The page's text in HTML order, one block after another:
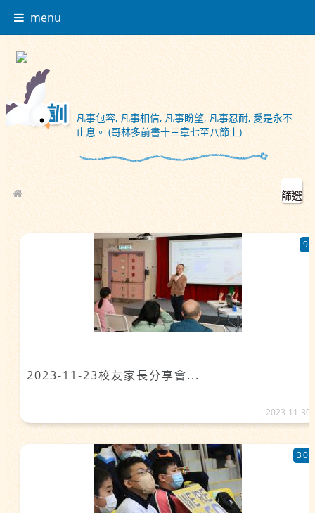
menu
凡事包容, 凡事相信, 凡事盼望, 凡事忍耐, 愛是永不
止息。 (哥林多前書十三章七至八節上)
校園相簿
篩選
2023-11-23校友家長分享會...
9
2023-11-30
30